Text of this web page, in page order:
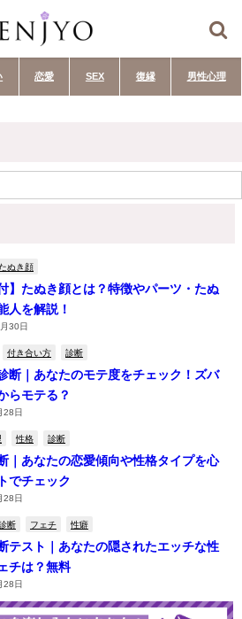
恋愛 SEX 復縁 男性心理
ぬき顔
】たぬき顔とは？特徴やパーツ・たぬ
人を解説！
30日
付き合い方 診断
断｜あなたのモテ度をチェック！ズバ
らモテる？
28日
性格 診断
｜あなたの恋愛傾向や性格タイプを心
でチェック
28日
断 フェチ 性癖
テスト｜あなたの隠されたエッチな性
チは？無料
28日